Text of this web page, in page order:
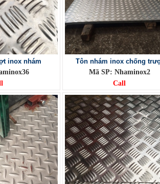
inox nhám
Tôn nhám inox chống
Mã SP: Nhaminox2
Call